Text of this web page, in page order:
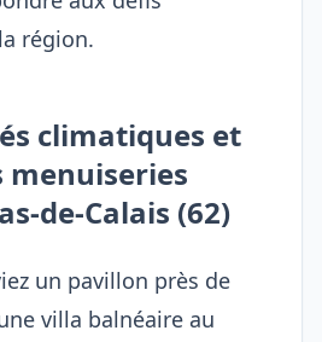
région.
climatiques et
menuiseries
de-Calais (62)
un pavillon près de
villa balnéaire au